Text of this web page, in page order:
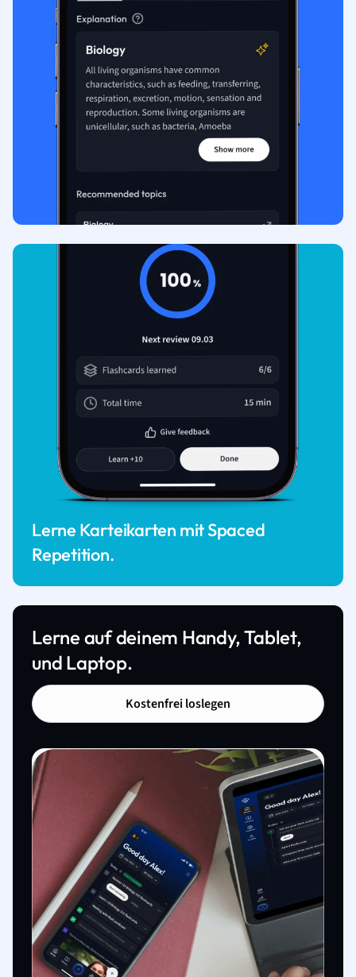
Lerne Karteikarten mit Spaced
Repetition.
Lerne auf deinem Handy, Tablet,
und Laptop.
Kostenfrei loslegen